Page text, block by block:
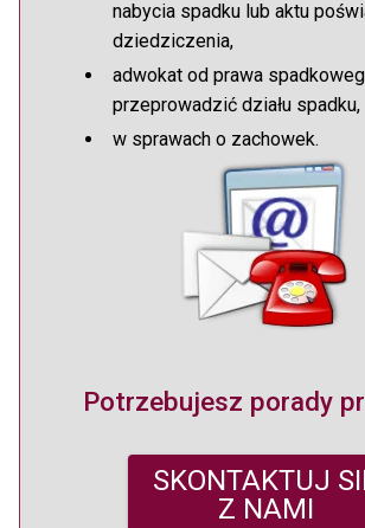
nabycia spadku lub aktu
dziedziczenia,
adwokat od prawa
przeprowadzić działu spadku,
w sprawach o zachowek.
Potrzebujesz porady
SKONTAKTUJ
Z NAMI